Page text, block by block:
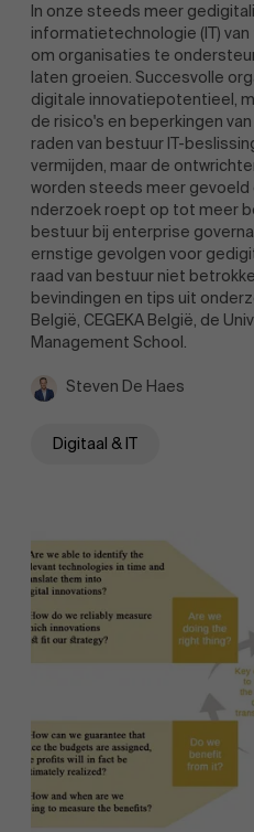
In onze steeds meer
informatietechnologie (IT)
om organisaties te
laten groeien. Succesvolle
digitale innovatiepotentieel,
de risico's en beperkingen
raden van bestuur IT-
vermijden, maar de
worden steeds meer gevoeld
nderzoek roept op tot meer
bestuur bij enterprise
ernstige gevolgen voor
raad van bestuur niet
bevindingen en tips uit
België, CEGEKA België, de
Management School.
Steven De Haes
Digitaal & IT